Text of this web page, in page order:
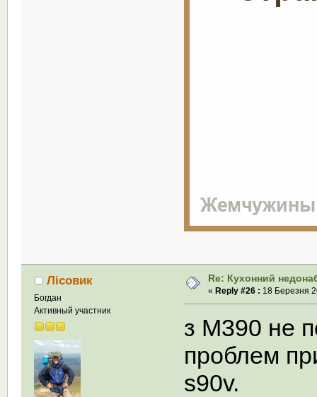
Лісовик
Богдан
Активный участник
Re: Кухонний
« Reply #26 : 18 Березня
з М390 не
проблем
s90v.